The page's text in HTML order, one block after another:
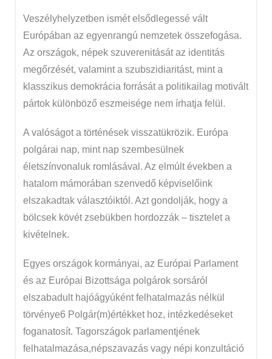
Veszélyhelyzetben ismét elsődlegessé vált
Európában az egyenrangú nemzetek összefogása.
Az országok, népek szuverenitását az identitás
megőrzését, valamint a szubszidiaritást, mint a
klasszikus demokrácia forrását a politikailag motivált
pártok különböző eszmeisége nem írhatja felül.
A valóságot a történések visszatükrözik. Európa
polgárai nap, mint nap szembesülnek
életszínvonaluk romlásával. Az elmúlt években a
hatalom mámorában szenvedő képviselőink
elszakadtak választóiktól. Azt gondolják, hogy a
bölcsek kövét zsebükben hordozzák – tisztelet a
kivételnek.
Egyes országok kormányai, az Európai Parlament
és az Európai Bizottsága polgárok sorsáról
elszabadult hajóágyúként felhatalmazás nélkül
törvénye6 Polgár(m)értékket hoz, intézkedéseket
foganatosít. Tagországok parlamentjének
felhatalmazása,népszavazás vagy népi konzultáció